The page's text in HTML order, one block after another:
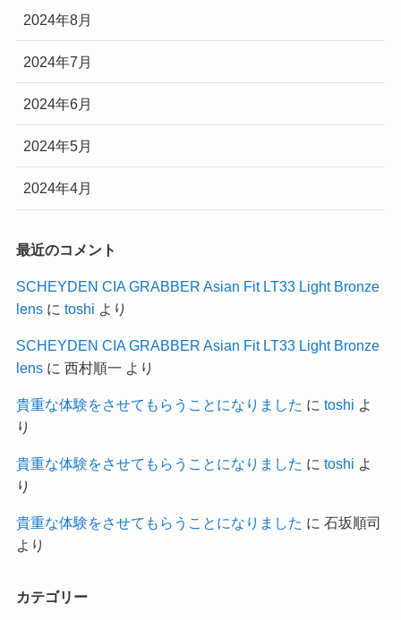
2024年8月
2024年7月
2024年6月
2024年5月
2024年4月
最近のコメント
SCHEYDEN CIA GRABBER Asian Fit LT33 Light Bronze
lensに toshi より
SCHEYDEN CIA GRABBER Asian Fit LT33 Light Bronze
lensに 西村順一 より
貴重な体験をさせてもらうことになりました に toshi よ
り
貴重な体験をさせてもらうことになりました に toshi よ
り
貴重な体験をさせてもらうことになりました に 石坂順司
より
カテゴリー